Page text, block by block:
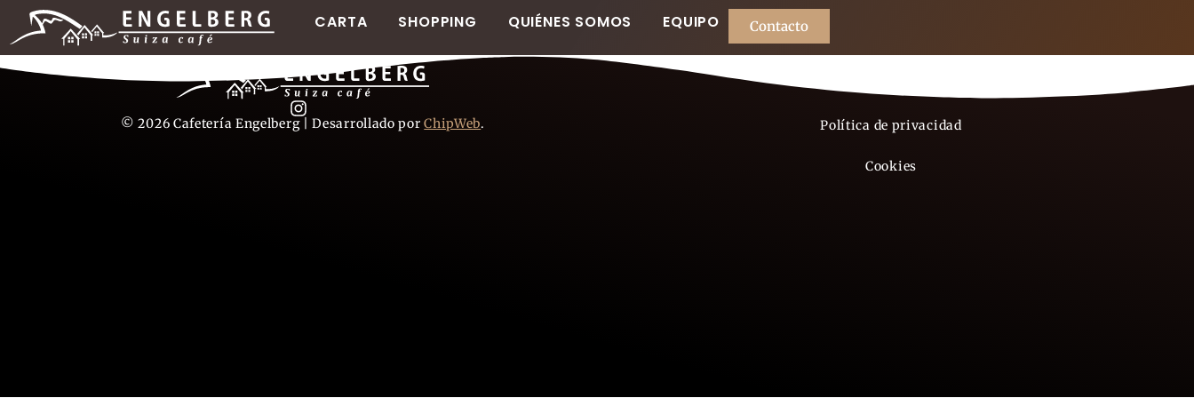
CARTA SHOPPING QUIÉNES SOMOS EQUIPO Contacto
© 2026 Cafetería Engelberg | Desarrollado porChipWeb. Política de privacidad
Cookies